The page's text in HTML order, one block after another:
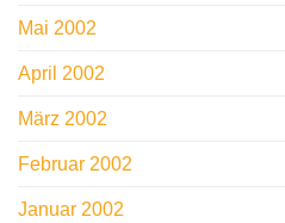
Mai 2002
April 2002
März 2002
Februar 2002
Januar 2002